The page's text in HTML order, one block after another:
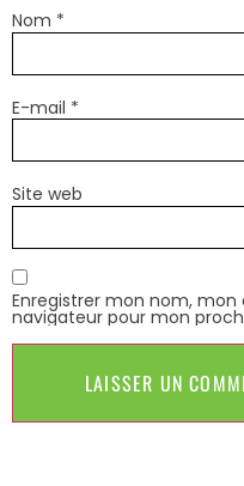
Nom *
E-mail *
Site web
Enregistrer mon nom,
navigateur pour mon